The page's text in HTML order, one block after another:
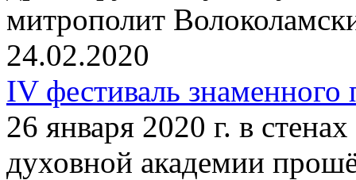
митрополит
24.02.2020
IV фестиваль
26 января 2020 г. в
духовной академии